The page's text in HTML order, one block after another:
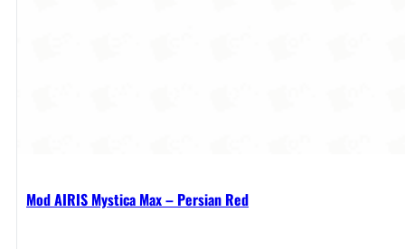
Mod AIRIS Mystica Max – Persian Red